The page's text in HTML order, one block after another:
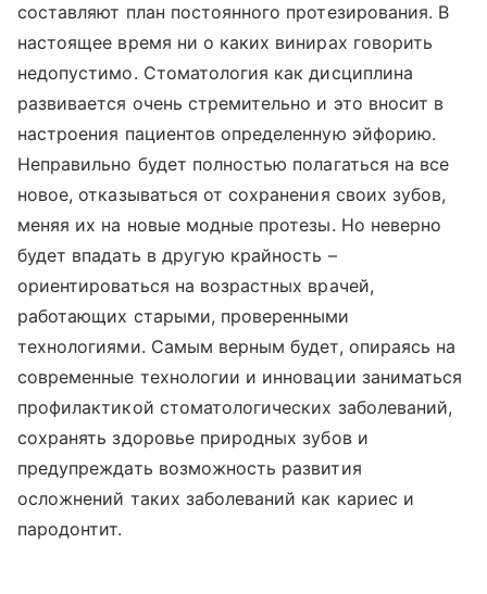
составляют план постоянного протезирования. В
настоящее время ни о каких винирах говорить
недопустимо. Стоматология как дисциплина
развивается очень стремительно и это вносит в
настроения пациентов определенную эйфорию.
Неправильно будет полностью полагаться на все
новое, отказываться от сохранения своих зубов,
меняя их на новые модные протезы. Но неверно
будет впадать в другую крайность –
ориентироваться на возрастных врачей,
работающих старыми, проверенными
технологиями. Самым верным будет, опираясь на
современные технологии и инновации заниматься
профилактикой стоматологических заболеваний,
сохранять здоровье природных зубов и
предупреждать возможность развития
осложнений таких заболеваний как кариес и
пародонтит.